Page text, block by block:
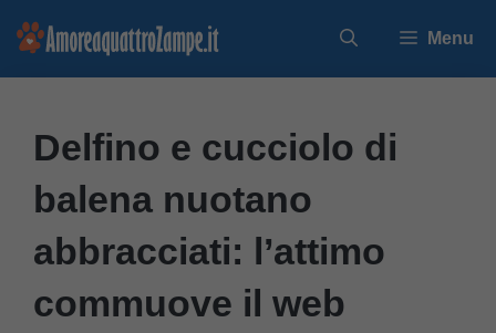
Vai
Menu
Delfino e cucciolo di
balena nuotano
abbracciati: l’attimo
commuove il web